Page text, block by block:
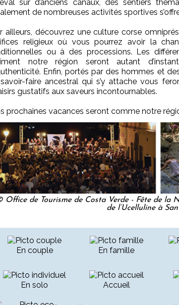
sur d’anciens canaux, des sentiers
de nombreuses activités sportives
ailleurs, découvrez une culture corse
religieux où vous pourrez avoir la
ou à des processions. Les
notre région seront autant
Enfin, portés par des hommes et
faire ancestral qui s’y attache vous
gustatifs aux saveurs incontournables.
prochaines vacances seront comme notre
Office de Tourisme de Costa Verde - Fête de la
de l’Ucelluline à
En couple En famille
En solo Accueil